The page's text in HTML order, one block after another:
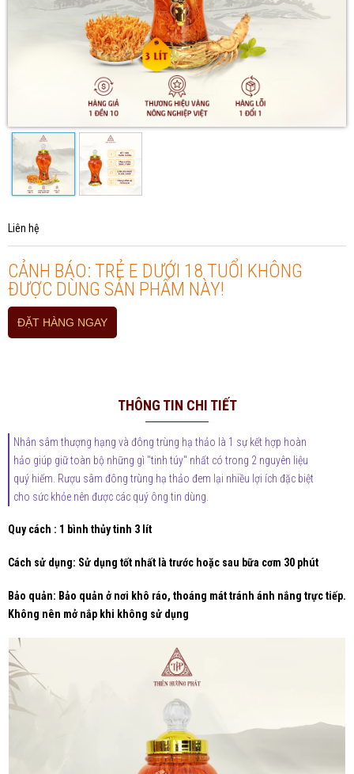
Liên hệ
CẢNH BÁO: TRẺ E DƯỚI 18 TUỔI KHÔNG
ĐƯỢC DÙNG SẢN PHẨM NÀY!
ĐẶT HÀNG NGAY
THÔNG TIN CHI TIẾT
Nhân sâm thượng hạng và đông trùng hạ thảo là 1 sự kết hợp hoàn
hảo giúp giữ toàn bộ những gì "tinh túy" nhất có trong 2 nguyên liệu
quý hiếm. Rượu sâm đông trùng hạ thảo đem lại nhiều lợi ích đặc biệt
cho sức khỏe nên được các quý ông tin dùng.
Quy cách : 1 bình thủy tinh 3 lít
Cách sử dụng: Sử dụng tốt nhất là trước hoặc sau bữa cơm 30 phút
Bảo quản: Bảo quản ở nơi khô ráo, thoáng mát tránh ánh nắng trực tiếp.
Không nên mở nắp khi không sử dụng